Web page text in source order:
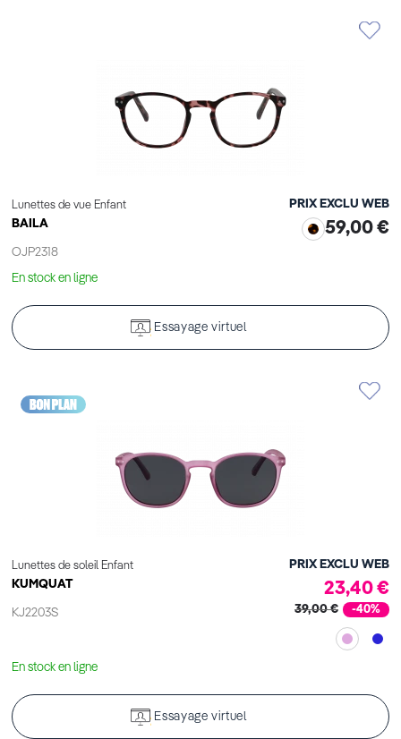
Lunettes de vue Enfant
BAILA
OJP2318
PRIX EXCLU WEB
59,00 €
En stock en ligne
Essayage virtuel
Lunettes de soleil Enfant
KUMQUAT
KJ2203S
PRIX EXCLU WEB
23,40 €
39,00 € -40%
En stock en ligne
Essayage virtuel